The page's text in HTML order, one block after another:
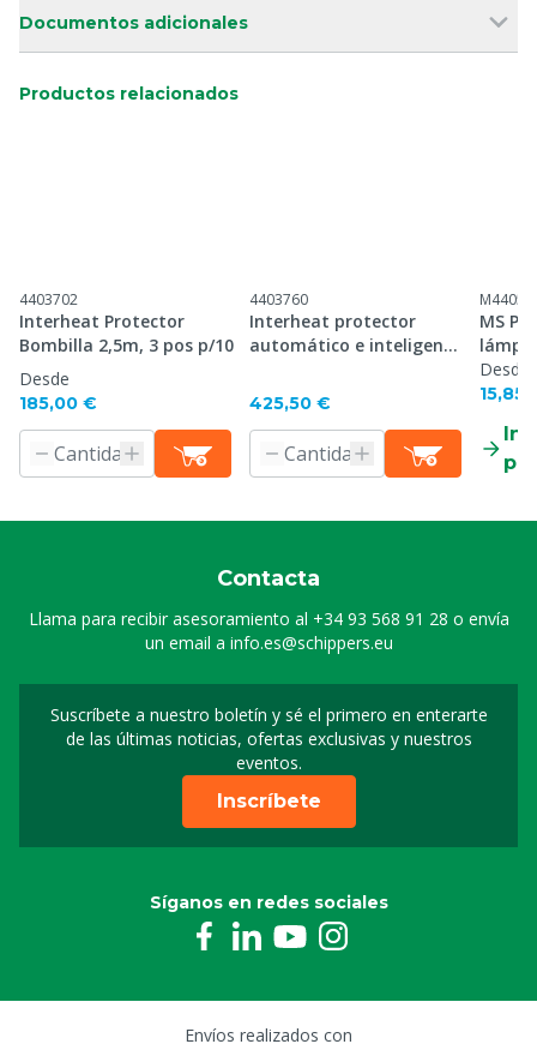
Documentos adicionales
Productos relacionados
4403702
Interheat Protector
Bombilla 2,5m, 3 pos p/10
Desde
185,00 €
4403760
Interheat protector
automático e inteligente
425,50 €
MS
calor
Desde
15,85
Contacta
Llama para recibir asesoramiento al +34 93 568 91 28 o envía
un email a info.es@schippers.eu
Suscríbete a nuestro boletín y sé el primero en enterarte
de las últimas noticias, ofertas exclusivas y nuestros
eventos.
Suscripción a nuestro
Inscríbete
Síganos en redes sociales
Envíos realizados con